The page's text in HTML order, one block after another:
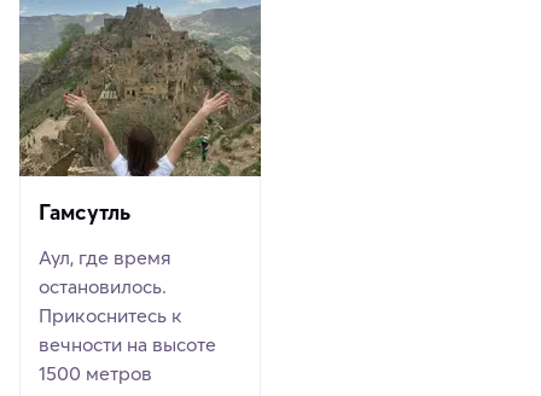
Гамсутль
Аул, где время
остановилось.
Прикоснитесь к
вечности на высоте
1500 метров